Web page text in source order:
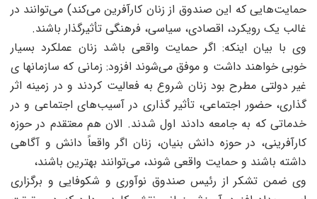
که این صندوق از زنان کارآفرین می‌کند) می‌توانند در
یک رویکرد، اقصادی، سیاسی، فرهنگی تأثیرگذار باشند.
با بیان اینکه: اگر حمایت واقعی باشد زنان عملکرد بسیار
خواهند داشت و موفق می‌شوند افزود: زمانی که سازمانها ی
دولتی مطرح بود زنان شروع به فعالیت کردند و در زمینه اثر
حضور اجتماعی، تأثیر گذاری در آسیب‌های اجتماعی و در
که به جامعه دادند اول شدند. الان هم معتقدم در حوزه
در حوزه دانش بنیان، زنان اگر واقعاً دانش و آگاهی
باشند و حمایت واقعی شوند، می‌توانند بهترین باشند،
ضمن تشکر از رئیس صندوق نوآوری و شکوفایی و برگزاری